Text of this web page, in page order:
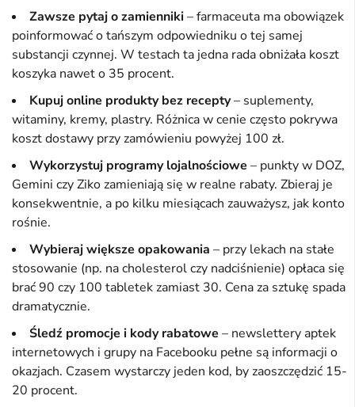
Zawsze pytaj o zamienniki– farmaceuta ma obowiązek
poinformować o tańszym odpowiedniku o tej samej
substancji czynnej. W testach ta jedna rada obniżała koszt
koszyka nawet o 35 procent.
Kupuj online produkty bez recepty– suplementy,
witaminy, kremy, plastry. Różnica w cenie często pokrywa
koszt dostawy przy zamówieniu powyżej 100 zł.
Wykorzystuj programy lojalnościowe – punkty w DOZ,
Gemini czy Ziko zamieniają się w realne rabaty. Zbieraj je
konsekwentnie, a po kilku miesiącach zauważysz, jak konto
rośnie.
Wybieraj większe opakowania – przy lekach na stałe
stosowanie (np. na cholesterol czy nadciśnienie) opłaca się
brać 90 czy 100 tabletek zamiast 30. Cena za sztukę spada
dramatycznie.
Śledź promocje i kody rabatowe – newslettery aptek
internetowych i grupy na Facebooku pełne są informacji o
okazjach. Czasem wystarczy jeden kod, by zaoszczędzić 15-
20 procent.